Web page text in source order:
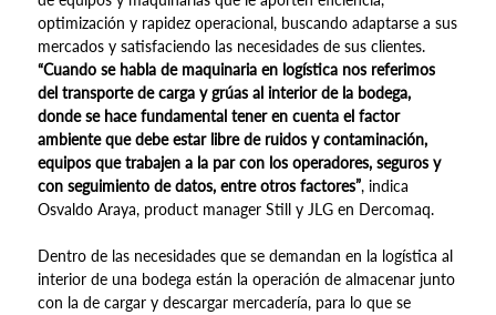
optimización y rapidez operacional, buscando adaptarse a sus
mercados y satisfaciendo las necesidades de sus clientes.
“Cuando se habla de maquinaria en logística nos referimos
del transporte de carga y grúas al interior de la bodega,
donde se hace fundamental tener en cuenta el factor
ambiente que debe estar libre de ruidos y contaminación,
equipos que trabajen a la par con los operadores, seguros y
con seguimiento de datos, entre otros factores”, indica
Osvaldo Araya, product manager Still y JLG en Dercomaq.
Dentro de las necesidades que se demandan en la logística al
interior de una bodega están la operación de almacenar junto
con la de cargar y descargar mercadería, para lo que se